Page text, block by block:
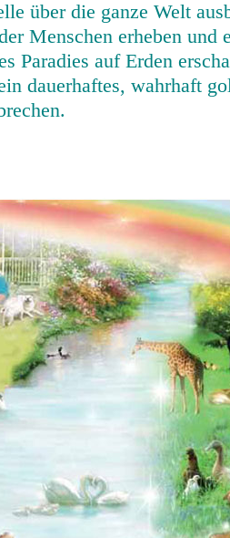
über die ganze Welt
Menschen erheben und
Paradies auf Erden
dauerhaftes, wahrhaft